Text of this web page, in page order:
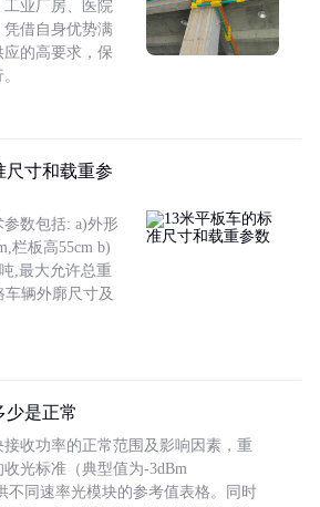
业厂房、医院
借自身优势满
的高要求，保
尺寸和载重参
数包括: a)外形
栏板高55cm b)
,最大允许总重
辆外廓尺寸及
少是正常
收功率的正常范围及影响因素，重
光标准（典型值为-3dBm
不同速率光模块的参考值表格。同时